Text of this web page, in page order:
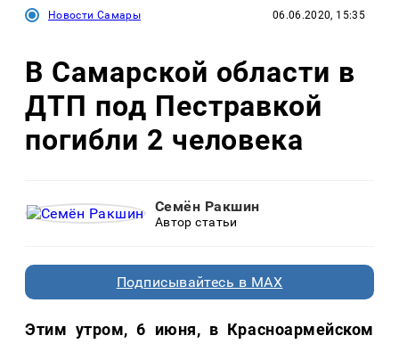
Новости Самары 06.06.2020, 15:35
В Самарской области в
ДТП под Пестравкой
погибли 2 человека
Семён Ракшин
Автор статьи
Подписывайтесь в MAX
Этим утром, 6 июня, в Красноармейском